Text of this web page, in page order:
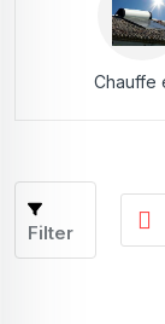
Chauffe
Filter